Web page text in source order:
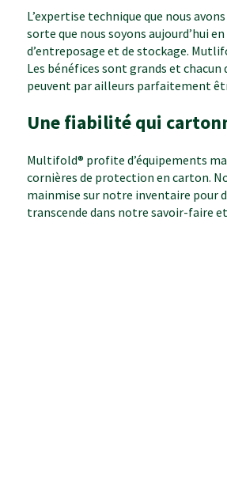
L’expertise technique que nous
sorte que nous soyons aujourd’hui
d’entreposage et de stockage.
Les bénéfices sont grands et
peuvent par ailleurs parfaitement
Une fiabilité qui
Multifold® profite d’équipements
cornières de protection en carton.
mainmise sur notre inventaire pour
transcende dans notre savoir-faire